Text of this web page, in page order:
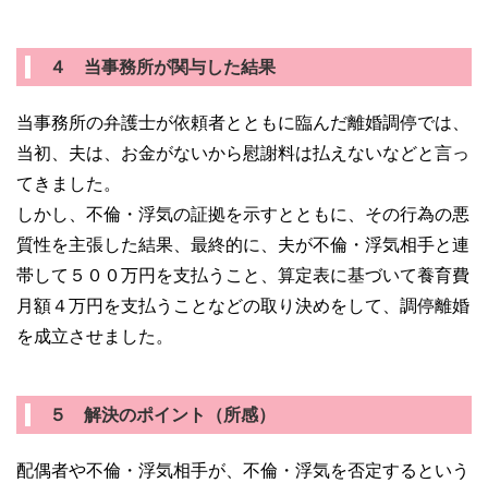
４ 当事務所が関与した結果
当事務所の弁護士が依頼者とともに臨んだ離婚調停では、
当初、夫は、お金がないから慰謝料は払えないなどと言っ
てきました。
しかし、不倫・浮気の証拠を示すとともに、その行為の悪
質性を主張した結果、最終的に、夫が不倫・浮気相手と連
帯して５００万円を支払うこと、算定表に基づいて養育費
月額４万円を支払うことなどの取り決めをして、調停離婚
を成立させました。
５ 解決のポイント（所感）
配偶者や不倫・浮気相手が、不倫・浮気を否定するという